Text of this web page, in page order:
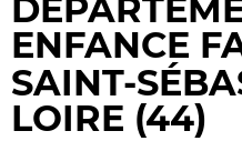
ENFANCE
SAINT-
LOIRE (44)